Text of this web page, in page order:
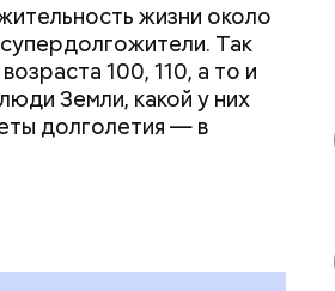
жизни около
Так
100, 110, а то и
Земли, какой у них
долголетия — в
двое